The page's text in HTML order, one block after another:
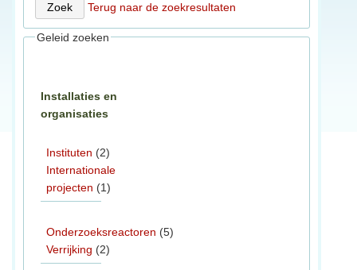
Terug naar de zoekresultaten
Geleid zoeken
Installaties en
organisaties
Instituten (2)
Internationale
projecten (1)
Onderzoeksreactoren (5)
Verrijking (2)